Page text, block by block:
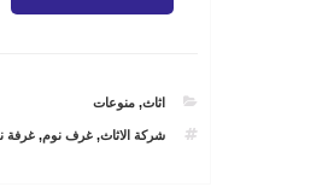
CATEGORIES
اثاث,منوعات
TAGS
شركة الاثاث,غرف نوم,غرفة